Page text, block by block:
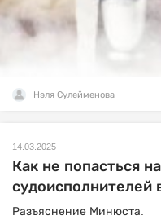
Нэля Сулейменова
14.03.2025
Как не попасться
судоисполнителей
Разъяснение Минюста.